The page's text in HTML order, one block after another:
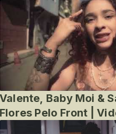
Valente, Baby Moi &
Flores Pelo Front |